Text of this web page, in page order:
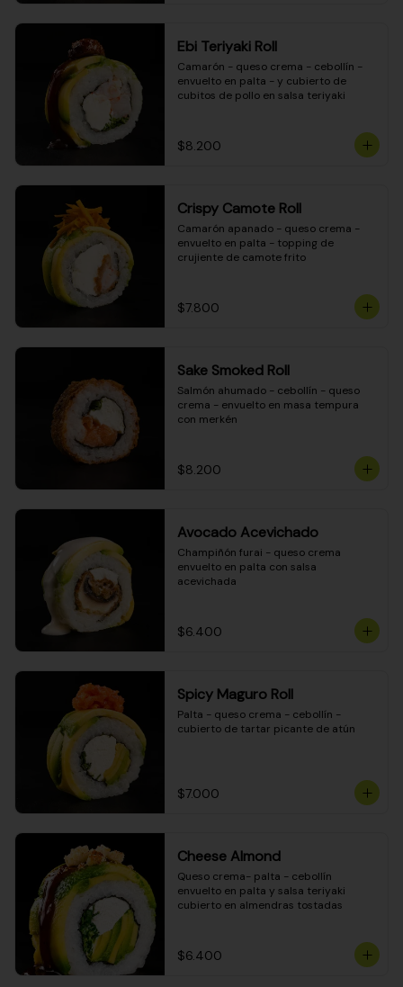
Ebi Teriyaki Roll
Camarón - queso crema - cebollín -
envuelto en palta - y cubierto de
cubitos de pollo en salsa teriyaki
$8.200
Crispy Camote Roll
Camarón apanado - queso crema -
envuelto en palta - topping de
crujiente de camote frito
$7.800
Sake Smoked Roll
Salmón ahumado - cebollín - queso
crema - envuelto en masa tempura
con merkén
$8.200
Avocado Acevichado
Champiñón furai - queso crema
envuelto en palta con salsa
acevichada
$6.400
Spicy Maguro Roll
Palta - queso crema - cebollín -
cubierto de tartar picante de atún
$7.000
Cheese Almond
Queso crema- palta - cebollín
envuelto en palta y salsa teriyaki
cubierto en almendras tostadas
$6.400